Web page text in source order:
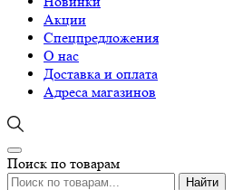
Акции
Спецпредложения
О нас
Доставка и оплата
Адреса магазинов
Поиск по товарам
Найти